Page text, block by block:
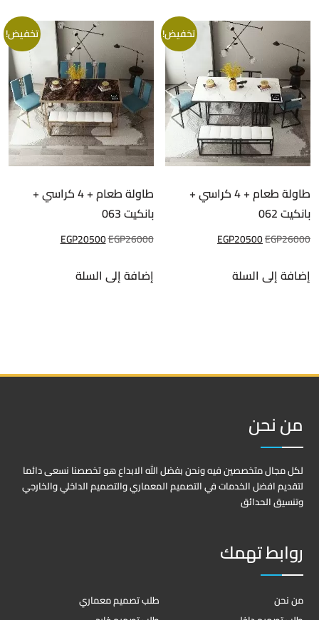
تخفيض!
طاولة طعام + 4 كراسي +
بانكيت 062
EGP26000
السعر
هو:
EGP20500
إضافة إلى السلة
تخفيض!
طاولة طعام + 4 كراسي +
بانكيت 063
EGP26000
السعر
هو:
EGP20500
إضافة إلى السلة
من نحن
لكل مجال متخصصين فيه ونحن بفضل الله الابداع هو تخصصنا نسعى دائما
لتقديم افضل الخدمات في التصميم المعماري والتصميم الداخلي والخارجي
وتنسيق الحدائق
روابط تهمك
من نحن
طلب تصميم معماري